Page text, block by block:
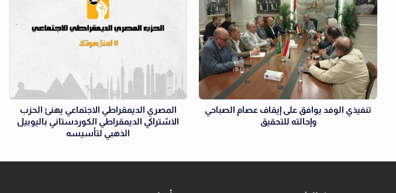
تنفيذي الوفد يوافق على إيقاف عصام الصباحي
وإحالته للتحقيق
المصري الديمقراطي الاجتماعي يهنئ الحزب
الاشتراكي الديمقراطي الكوردستاني باليوبيل
الذهبي لتأسيسه